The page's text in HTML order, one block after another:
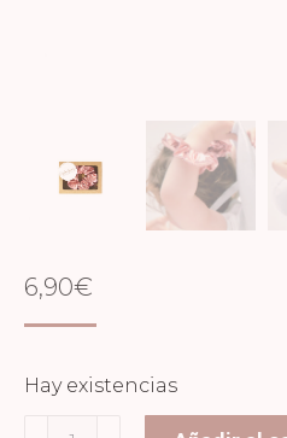
6,90€
Hay existencias
COLETERO